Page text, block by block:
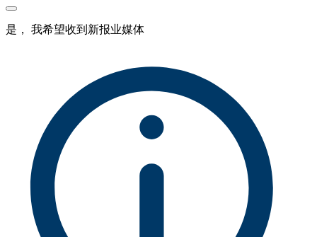
是， 我希望收到新报业媒体